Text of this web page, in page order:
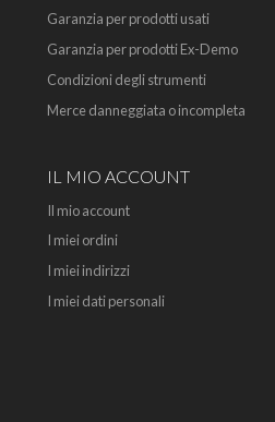
Garanzia per prodotti usati
Garanzia per prodotti Ex-Demo
Condizioni degli strumenti
Merce danneggiata o incompleta
IL MIO ACCOUNT
Il mio account
I miei ordini
I miei indirizzi
I miei dati personali